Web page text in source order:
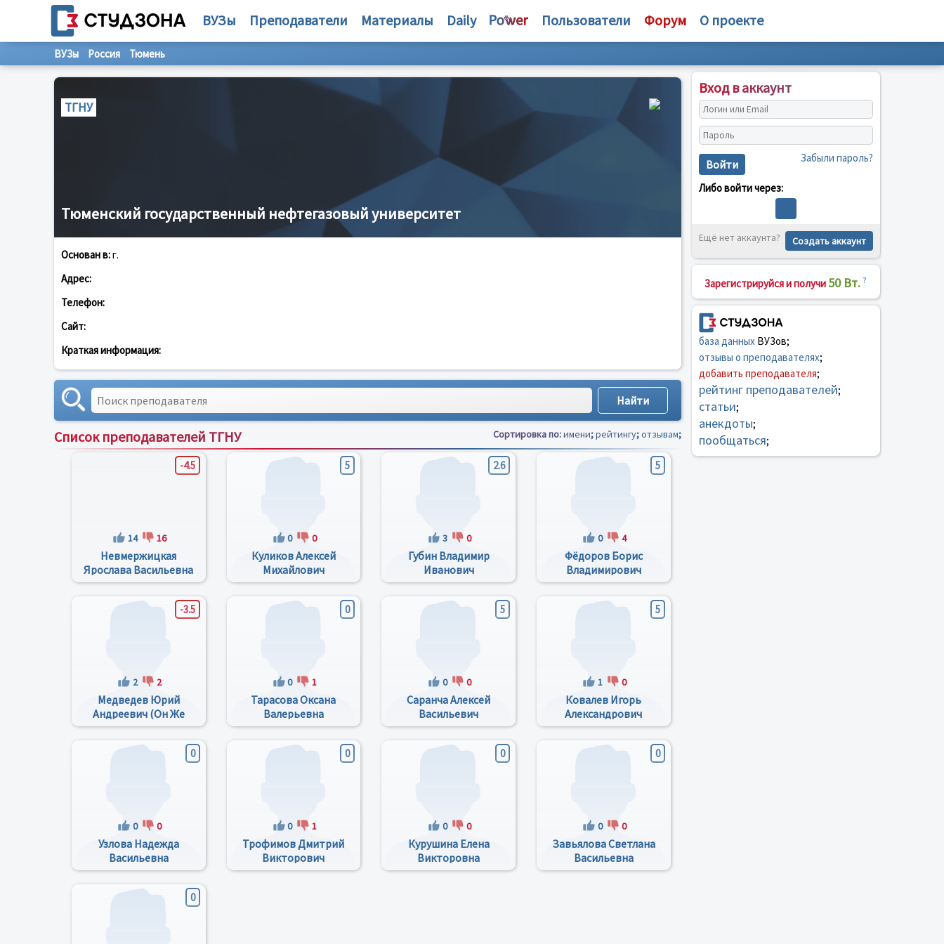
ВУЗы Преподаватели Материалы Daily Пользователи Форум О проекте
ВУЗы Россия Тюмень
ТГНУ
Тюменский государственный нефтегазовый университет
Основан в:г.
Адрес:
Телефон:
Сайт:
Краткая информация:
Список преподавателей ТГНУ Сортировка по:имени;рейтингу;отзывам;
-4.5
14 16
Невмержицкая
Ярослава Васильевна
5
0 0
Куликов Алексей
Михайлович
2.6
3 0
Губин Владимир
Иванович
5
0 4
Фёдоров Борис
Владимирович
-3.5
2 2
Медведев Юрий
Андреевич (он Же
Медведь)
0
0 1
Тарасова Оксана
Валерьевна
5
0 0
Саранча Алексей
Васильевич
5
1 0
Ковалев Игорь
Александрович
0
0 0
Узлова Надежда
Васильевна
0
0 1
Трофимов Дмитрий
Викторович
0
0 0
Курушина Елена
Викторовна
0
0 0
Завьялова Светлана
Васильевна
0
Вход в аккаунт
Войти Забыли пароль?
Либо войти через:
Ещё нет аккаунта? Создать аккаунт
Зарегистрируйся и получи 50 Вт. ?
база данныхВУЗов;
отзывы о преподавателях;
добавить преподавателя;
рейтинг преподавателей;
статьи;
анекдоты;
пообщаться;